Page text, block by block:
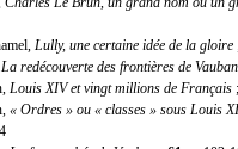
Lully, une certaine idée de la gloire
La redécouverte des frontières de Vauban
Louis XIV et vingt millions de Français ;
« Ordres » ou « classes » sous Louis